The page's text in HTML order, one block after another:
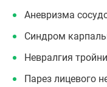
Аневризма
Синдром
Невралгия
Парез лицевого